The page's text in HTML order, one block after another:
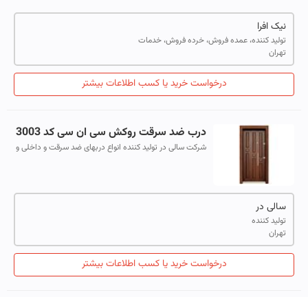
نیک افرا
تولید کننده، عمده فروش، خرده فروش، خدمات
تهران
درخواست خرید یا کسب اطلاعات بیشتر
درب ضد سرقت روکش سی ان سی کد 3003
شرکت سالی در تولید کننده انواع دربهای ضد سرقت و داخلی و
سالی در
تولید کننده
تهران
درخواست خرید یا کسب اطلاعات بیشتر